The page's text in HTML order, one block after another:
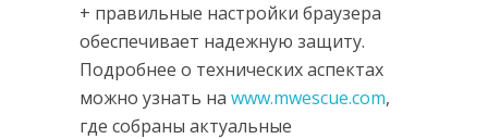
+ правильные настройки браузера
обеспечивает надежную защиту.
Подробнее о технических аспектах
можно узнать на www.mwescue.com,
где собраны актуальные